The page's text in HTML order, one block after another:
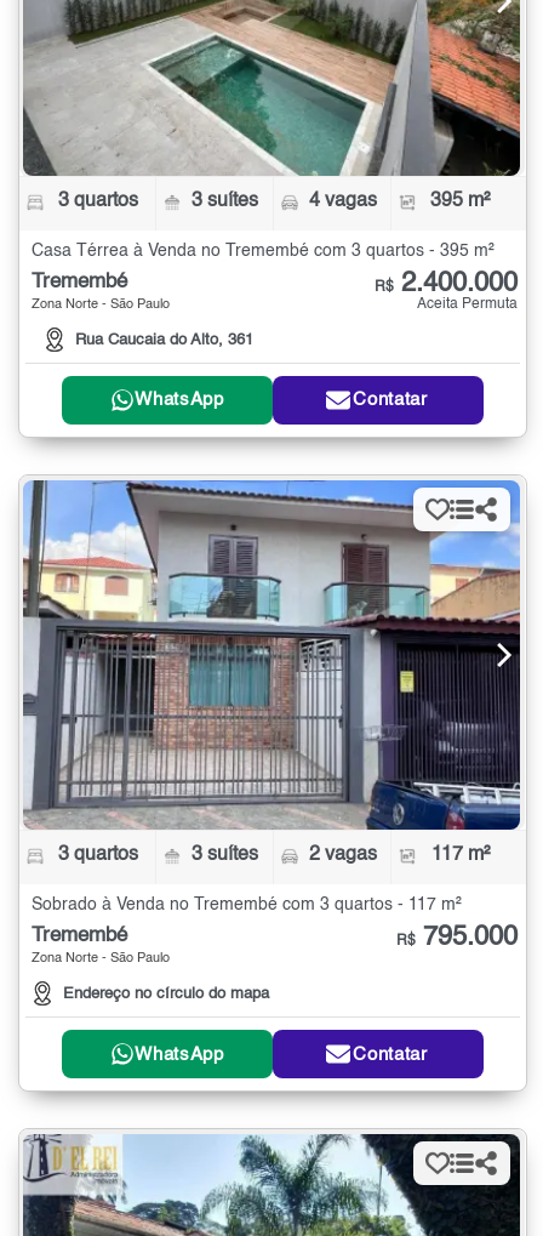
3 quartos 3 suítes 4 vagas 395 m²
Casa Térrea à Venda no Tremembé com 3 quartos - 395 m²
Tremembé
Zona Norte - São Paulo
Rua Caucaia do Alto, 361
R$ 2.400.000
Aceita Permuta
WhatsApp Contatar
3 quartos 3 suítes 2 vagas 117 m²
Sobrado à Venda no Tremembé com 3 quartos - 117 m²
Tremembé
Zona Norte - São Paulo
Endereço no círculo do mapa
R$ 795.000
WhatsApp Contatar